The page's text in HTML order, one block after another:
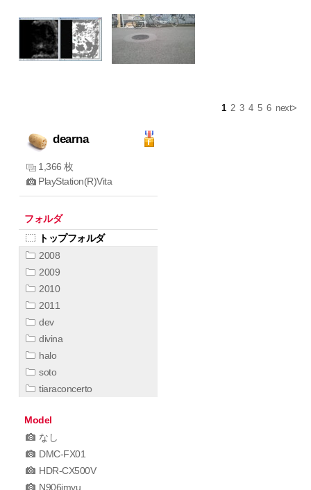
1 2 3 4 5 6 next>
dearna
1,366 枚
PlayStation(R)Vita
フォルダ
トップフォルダ
2008
2009
2010
2011
dev
divina
halo
soto
tiaraconcerto
Model
なし
DMC-FX01
HDR-CX500V
N906imyu